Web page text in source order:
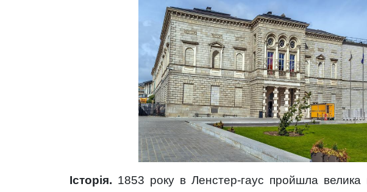
Історія. 1853 року в Ленстер-гаус пройшла велика